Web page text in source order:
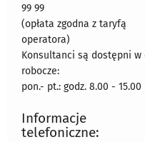
99 99
(opłata zgodna z taryfą
operatora)
Konsultanci są dostępni w
robocze:
pon.- pt.: godz. 8.00 - 15.00
Informacje
telefoniczne: